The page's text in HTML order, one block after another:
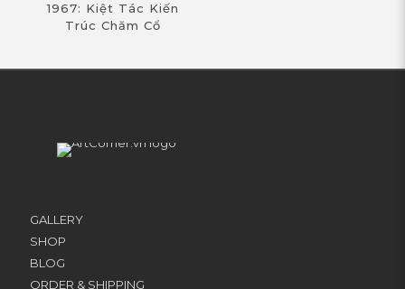
1967: Kiệt Tác Kiến
Trúc Chăm Cổ
GALLERY
SHOP
BLOG
ORDER & SHIPPING